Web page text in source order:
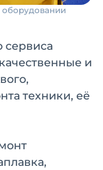
сервиса
и
техники, её